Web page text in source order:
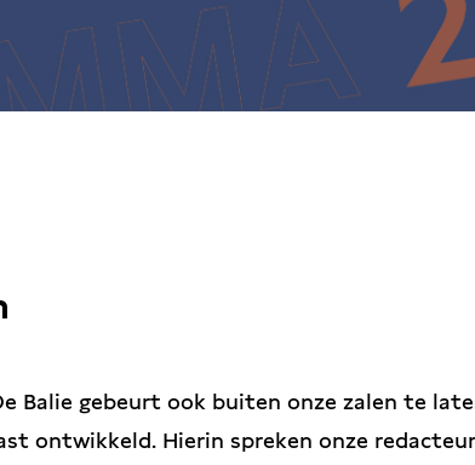
Balie gebeurt ook buiten onze zalen te
ontwikkeld. Hierin spreken onze